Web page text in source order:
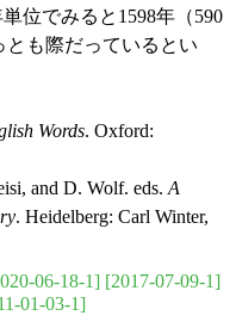
位でみると1598年（590
とも際だっているとい
Words. Oxford:
and D. Wolf. eds. A
. Heidelberg: Carl Winter,
06-18-1] [2017-07-09-1]
01-03-1]